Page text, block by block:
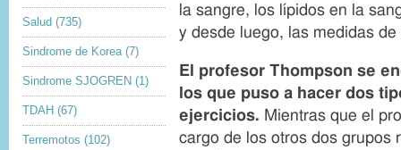
Salud (735)
Sindrome de Korea (7)
Sindrome SJOGREN (1)
TDAH (67)
Terremotos (102)
y
r
i
h
t
p
t
n
la sangre, los lípidos en la
y desde luego, las medidas de
El profesor Thompson se
los que puso a hacer dos
ejercicios. Mientras que el
cargo de los otros dos grupos